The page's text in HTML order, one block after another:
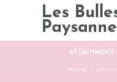
Les
Accueil